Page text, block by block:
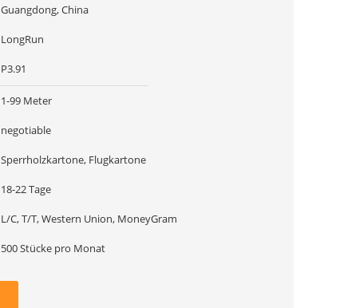
Guangdong, China
LongRun
P3.91
1-99 Meter
negotiable
Sperrholzkartone, Flugkartone
18-22 Tage
L/C, T/T, Western Union, MoneyGram
500 Stücke pro Monat